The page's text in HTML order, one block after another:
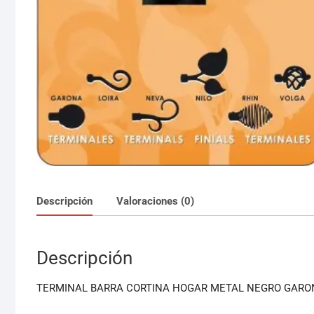
Descripción Valoraciones (0)
Descripción
TERMINAL BARRA CORTINA HOGAR METAL NEGRO